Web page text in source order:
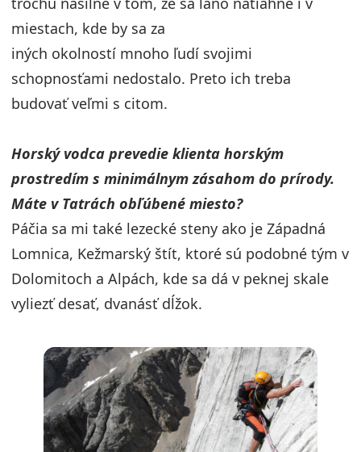
miestach, kde by sa za
iných okolností mnoho ľudí svojimi
schopnosťami nedostalo. Preto ich treba
budovať veľmi s citom.
Horský vodca prevedie klienta horským
prostredím s minimálnym zásahom do prírody.
Máte v Tatrách obľúbené miesto?
Páčia sa mi také lezecké steny ako je Západná
Lomnica, Kežmarský štít, ktoré sú podobné tým v
Dolomitoch a Alpách, kde sa dá v peknej skale
vyliezť desať, dvanásť dĺžok.